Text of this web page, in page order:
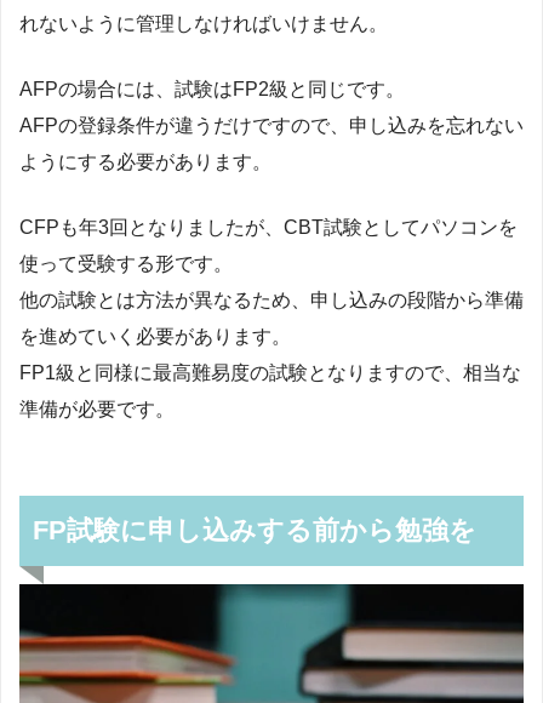
れないように管理しなければいけません。
AFPの場合には、試験はFP2級と同じです。
AFPの登録条件が違うだけですので、申し込みを忘れない
ようにする必要があります。
CFPも年3回となりましたが、CBT試験としてパソコンを
使って受験する形です。
他の試験とは方法が異なるため、申し込みの段階から準備
を進めていく必要があります。
FP1級と同様に最高難易度の試験となりますので、相当な
準備が必要です。
FP試験に申し込みする前から勉強を